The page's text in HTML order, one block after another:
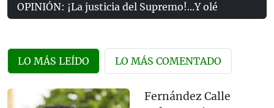
OPINIÓN: ¡La justicia del Supremo!...Y olé
LO MÁS LEÍDO LO MÁS COMENTADO
Fernández Calle